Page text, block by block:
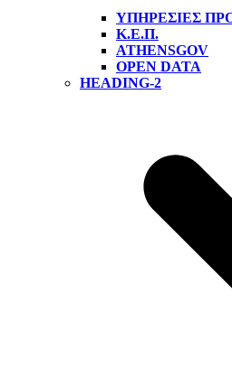
ΥΠΗΡΕΣΊΕΣ
Κ.Ε.Π.
ATHENSGOV
OPEN DATA
HEADING-2